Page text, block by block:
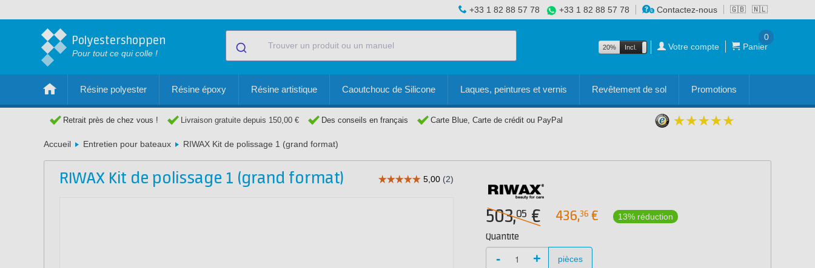
🇬🇧 🇳🇱
+33 1 82 88 57 78 +33 1 82 88 57 78 Contactez-nous
Polyestershoppen
Pour tout ce qui colle !
20% Incl. Excl. Votre compte Panier
0
Résine polyester Résine époxy Résine artistique Caoutchouc de Silicone Laques, peintures et vernis Revêtement de sol Promotions
Retrait près de chez vous ! Livraison gratuite depuis 150,00 € Des conseils en français Carte Blue, Carte de crédit ou PayPal
Accueil Entretien pour bateaux RIWAX Kit de polissage 1 (grand format)
RIWAX Kit de polissage 1 (grand format)
436,36 €
503,05 € 13% réduction
Quantité
- + pièces